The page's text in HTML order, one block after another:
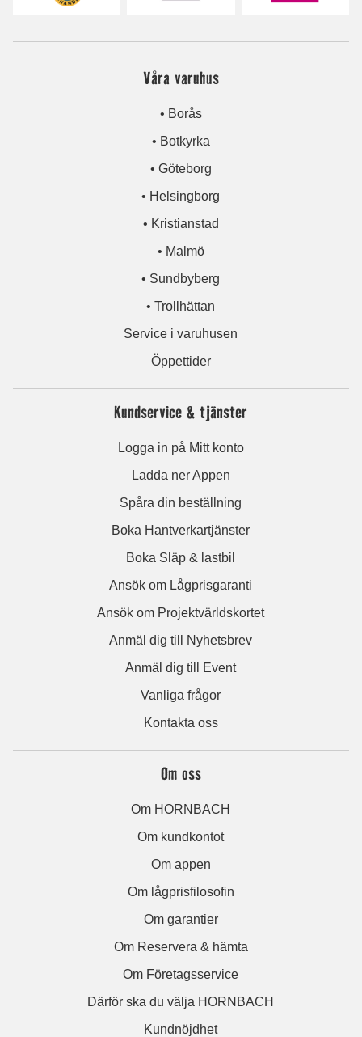
Våra varuhus
• Borås
• Botkyrka
• Göteborg
• Helsingborg
• Kristianstad
• Malmö
• Sundbyberg
• Trollhättan
Service i varuhusen
Öppettider
Kundservice & tjänster
Logga in på Mitt konto
Ladda ner Appen
Spåra din beställning
Boka Hantverkartjänster
Boka Släp & lastbil
Ansök om Lågprisgaranti
Ansök om Projektvärldskortet
Anmäl dig till Nyhetsbrev
Anmäl dig till Event
Vanliga frågor
Kontakta oss
Om oss
Om HORNBACH
Om kundkontot
Om appen
Om lågprisfilosofin
Om garantier
Om Reservera & hämta
Om Företagsservice
Därför ska du välja HORNBACH
Kundnöjdhet